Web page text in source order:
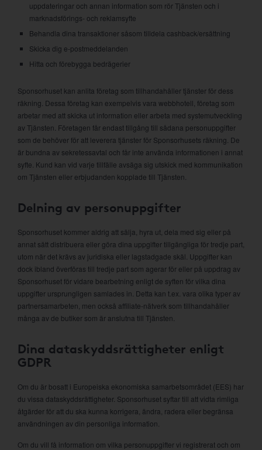
uppdateringar och annan information som rör Tjänsten och i
marknadsförings- och reklamsyfte
Behandla dina transaktioner såsom tilldela cashback/ersättning
Skicka dig e-postmeddelanden
Hitta och förebygga bedrägerier
Sponsorhuset kan anlita företag som tillhandahåller tjänster för dess
räkning. Dessa företag kan exempelvis vara webbhotell, företag som
arbetar med att skicka ut information eller arbeta med systemutveckling
av Tjänsten. Företagen får endast tillgång till sådana personuppgifter
som de behöver för att leverera tjänster för Sponsorhusets räkning. De
är bundna av sekretessavtal och får inte använda informationen i annat
syfte. Kund kan vid varje tillfälle avsäga sig utskick med kommunikation
om Tjänsten eller erbjudanden kopplade till Tjänsten.
Delning av personuppgifter
Sponsorhuset kommer aldrig att sälja, hyra ut, dela med sig eller på
annat sätt distribuera eller göra dina uppgifter tillgängliga för tredje part,
utom när det krävs av juridiska eller lagstadgade skäl. Uppgifter kan
dock ibland överföras till tredje part som agerar för eller på uppdrag av
Sponsorhuset för vidare bearbetning enligt de syften för vilka dina
uppgifter ursprungligen samlades in. Detta kan t.ex. vara olika typer av
partnersamarbeten, men också affiliate-nätverk som tillhandahåller
många av de butiker som är anslutna till Tjänsten.
Dina dataskyddsrättigheter enligt
GDPR
Om du är bosatt i Europeiska ekonomiska samarbetsområdet (EES) har
du vissa dataskyddsrättigheter. Sponsorhuset syftar till att vidta rimliga
åtgärder för att du ska kunna korrigera, ändra, radera eller begränsa
användningen av din personliga information.
Om du vill få information om vilka personuppgifter vi registrerat och om